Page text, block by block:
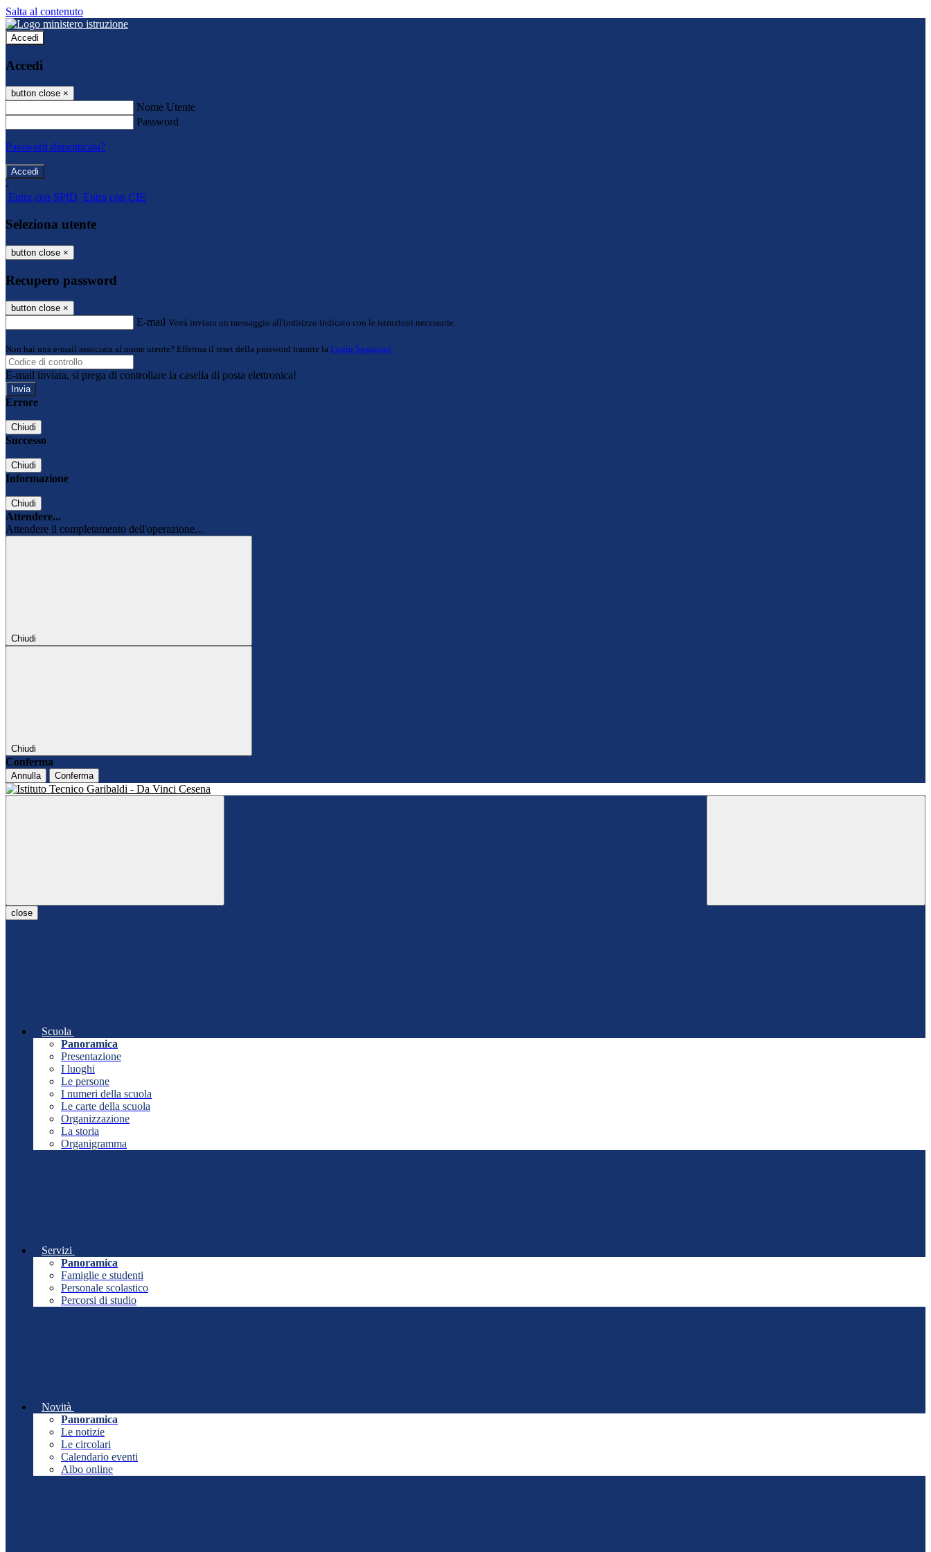
Salta al contenuto
Accedi
Accedi
button close ×
Nome Utente
Password
Password dimenticata?
-
Entra con SPID Entra con CIE
Seleziona utente
button close ×
Recupero password
button close ×
E-mail Verrà inviato un messaggio all'indirizzo indicato con le istruzioni necessarie.
Non hai una e-mail associata al nome utente? Effettua il reset della password tramite la Login Spaggiari
E-mail inviata, si prega di controllare la casella di posta elettronica!
Errore
Chiudi
Successo
Chiudi
Informazione
Chiudi
Attendere...
Attendere il completamento dell'operazione...
Chiudi
Chiudi
Conferma
Annulla Conferma
close
Scuola
Panoramica
Presentazione
I luoghi
Le persone
I numeri della scuola
Le carte della scuola
Organizzazione
La storia
Organigramma
Servizi
Panoramica
Famiglie e studenti
Personale scolastico
Percorsi di studio
Novità
Panoramica
Le notizie
Le circolari
Calendario eventi
Albo online